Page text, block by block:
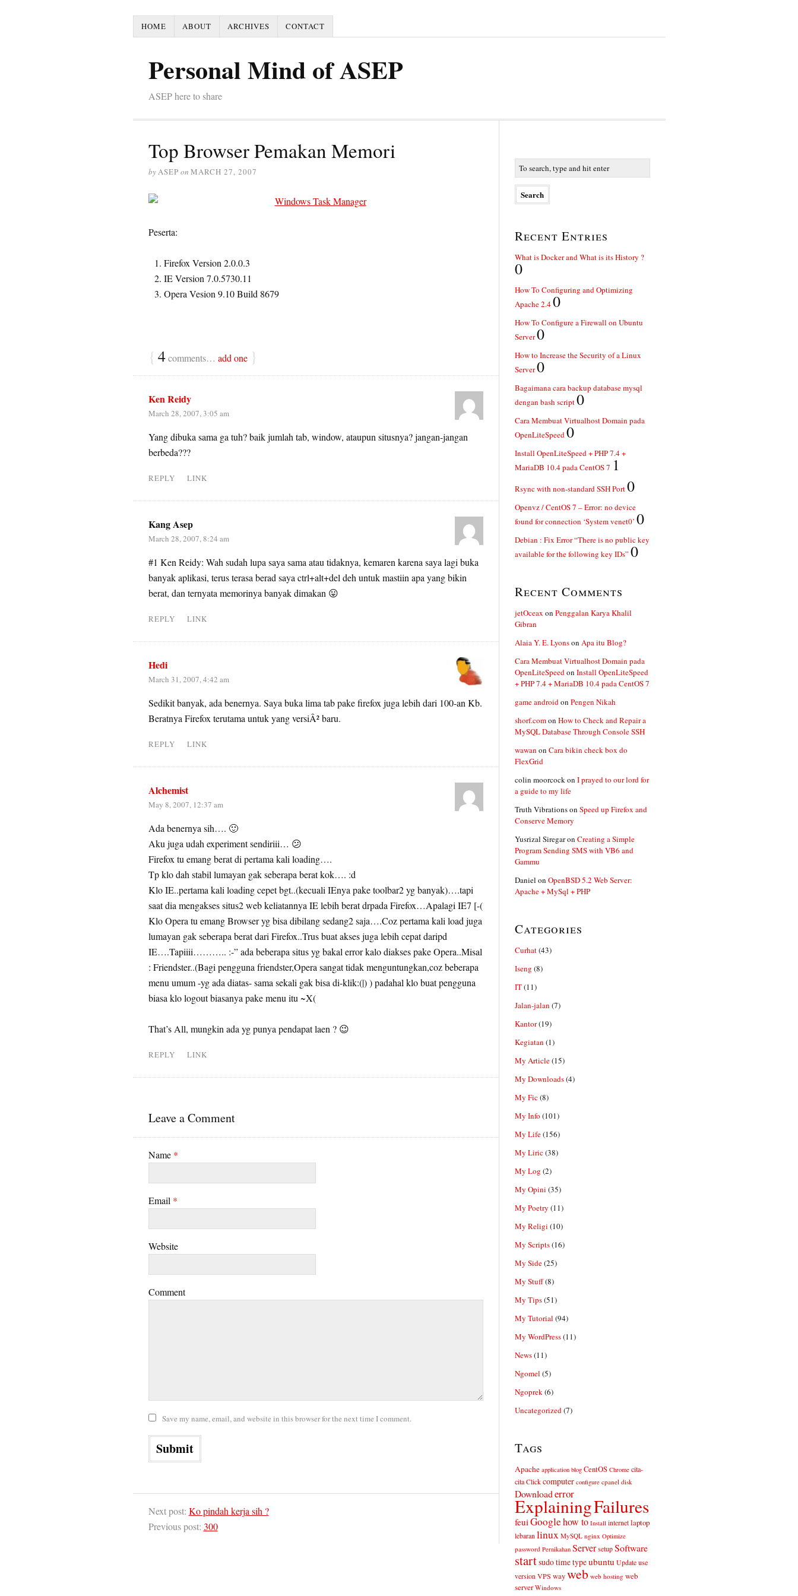
HOME ABOUT ARCHIVES CONTACT
Personal Mind of ASEP
ASEP here to share
Top Browser Pemakan Memori
byASEP on MARCH 27, 2007
Peserta:
Firefox Version 2.0.0.3
IE Version 7.0.5730.11
Opera Vesion 9.10 Build 8679
{ 4comments… add one }
Ken Reidy
March 28, 2007, 3:05 am
Yang dibuka sama ga tuh? baik jumlah tab, window, ataupun situsnya? jangan-jangan
berbeda???
REPLY LINK
Kang Asep
March 28, 2007, 8:24 am
#1 Ken Reidy: Wah sudah lupa saya sama atau tidaknya, kemaren karena saya lagi buka
banyak aplikasi, terus terasa berad saya ctrl+alt+del deh untuk mastiin apa yang bikin
berat, dan ternyata memorinya banyak dimakan 😛
REPLY LINK
Hedi
March 31, 2007, 4:42 am
Sedikit banyak, ada benernya. Saya buka lima tab pake firefox juga lebih dari 100-an Kb.
Beratnya Firefox terutama untuk yang versiÂ² baru.
REPLY LINK
Alchemist
May 8, 2007, 12:37 am
Ada benernya sih…. 🙂
Aku juga udah experiment sendiriii… 😕
Firefox tu emang berat di pertama kali loading….
Tp klo dah stabil lumayan gak seberapa berat kok…. :d
Klo IE..pertama kali loading cepet bgt..(kecuali IEnya pake toolbar2 yg banyak)….tapi
saat dia mengakses situs2 web keliatannya IE lebih berat drpada Firefox…Apalagi IE7 [-(
Klo Opera tu emang Browser yg bisa dibilang sedang2 saja….Coz pertama kali load juga
lumayan gak seberapa berat dari Firefox..Trus buat akses juga lebih cepat daripd
IE….Tapiiii……….. :-” ada beberapa situs yg bakal error kalo diakses pake Opera..Misal
: Friendster..(Bagi pengguna friendster,Opera sangat tidak menguntungkan,coz beberapa
menu umum -yg ada diatas- sama sekali gak bisa di-klik:(|) ) padahal klo buat pengguna
biasa klo logout biasanya pake menu itu ~X(
That’s All, mungkin ada yg punya pendapat laen ? 😉
REPLY LINK
Leave a Comment
Name *
Email *
Website
Comment
Save my name, email, and website in this browser for the next time I comment.
Next post: Ko pindah kerja sih ?
Previous post: 300
Recent Entries
What is Docker and What is its History ?
0
How To Configuring and Optimizing
Apache 2.40
How To Configure a Firewall on Ubuntu
Server0
How to Increase the Security of a Linux
Server0
Bagaimana cara backup database mysql
dengan bash script0
Cara Membuat Virtualhost Domain pada
OpenLiteSpeed0
Install OpenLiteSpeed + PHP 7.4 +
MariaDB 10.4 pada CentOS 7 1
Rsync with non-standard SSH Port0
Openvz / CentOS 7 – Error: no device
found for connection ‘System venet0’ 0
Debian : Fix Error “There is no public key
available for the following key IDs” 0
Recent Comments
jetOceax on Penggalan Karya Khalil
Gibran
Alaia Y. E. Lyonson Apa itu Blog?
Cara Membuat Virtualhost Domain pada
OpenLiteSpeedon Install OpenLiteSpeed
+ PHP 7.4 + MariaDB 10.4 pada CentOS 7
game androidon Pengen Nikah
shorf.comon How to Check and Repair a
MySQL Database Through Console SSH
wawan on Cara bikin check box do
FlexGrid
colin moorcockon I prayed to our lord for
a guide to my life
Truth Vibrationson Speed up Firefox and
Conserve Memory
Yusrizal Siregaron Creating a Simple
Program Sending SMS with VB6 and
Gammu
Daniel on OpenBSD 5.2 Web Server:
Apache + MySql + PHP
Categories
Curhat(43)
Iseng (8)
IT(11)
Jalan-jalan (7)
Kantor(19)
Kegiatan (1)
My Article(15)
My Downloads(4)
My Fic(8)
My Info (101)
My Life(156)
My Liric(38)
My Log (2)
My Opini (35)
My Poetry (11)
My Religi (10)
My Scripts(16)
My Side(25)
My Stuff(8)
My Tips(51)
My Tutorial (94)
My WordPress(11)
News(11)
Ngomel (5)
Ngoprek(6)
Uncategorized(7)
Tags
Apache application blog CentOS Chrome cita-
cita Click computer configure cpanel disk
Downloaderror
ExplainingFailures
feuiGooglehow to Install internet laptop
lebaran linux MySQL nginx Optimize
password Pernikahan Server setup Software
startsudotimetypeubuntu Update use
version VPS way web web hosting web
server Windows